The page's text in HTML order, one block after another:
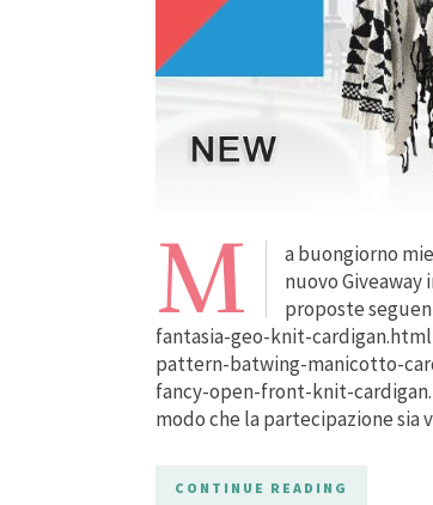
M
a buongiorno
nuovo Giveaway
proposte
fantasia-geo-knit-
pattern-batwing-manicotto-
fancy-open-front-knit-
modo che la partecipazione
CONTINUE READING